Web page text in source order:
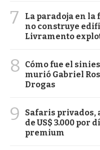
7
La paradoja en
no construye
Livramento
8
Cómo fue el
murió Gabriel
Drogas
9
Safaris privados,
de US$ 3.000 por
premium